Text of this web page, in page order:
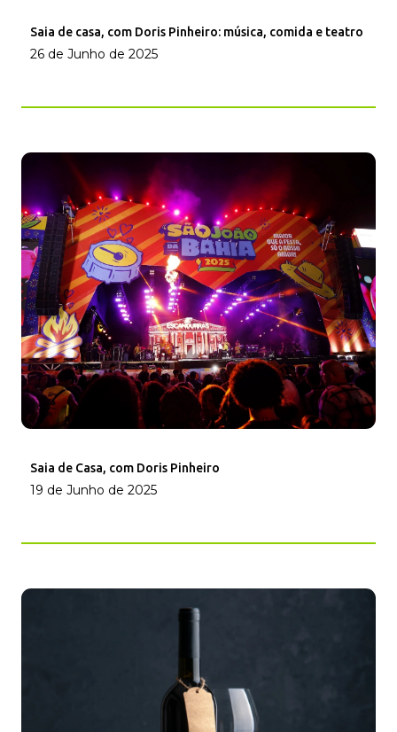
Saia de casa, com Doris Pinheiro: música, comida e teatro
26 de Junho de 2025
Saia de Casa, com Doris Pinheiro
19 de Junho de 2025